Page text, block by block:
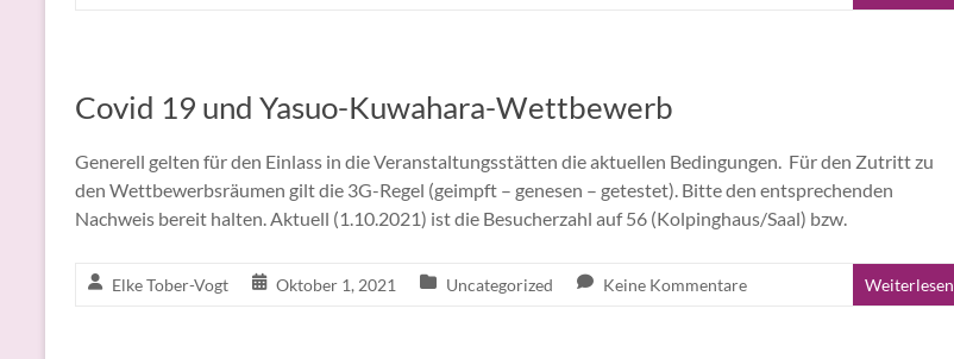
Covid 19 und Yasuo-Kuwahara-Wettbewerb
Generell gelten für den Einlass in die Veranstaltungsstätten die aktuellen Bedingungen. Für den Zutritt zu
den Wettbewerbsräumen gilt die 3G-Regel (geimpft – genesen – getestet). Bitte den entsprechenden
Nachweis bereit halten. Aktuell (1.10.2021) ist die Besucherzahl auf 56 (Kolpinghaus/Saal) bzw.
Elke Tober-Vogt Oktober 1, 2021 Uncategorized Keine Kommentare Weiterlesen